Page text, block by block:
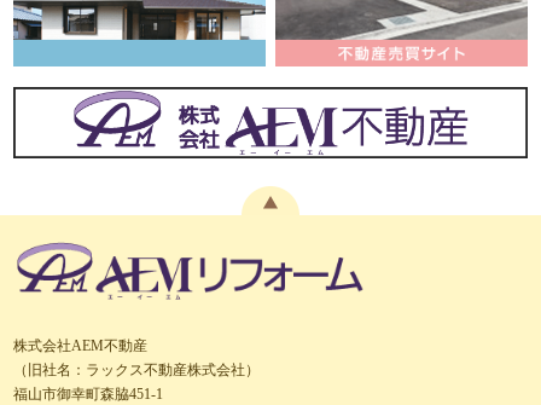
株式会社AEM不動産
（旧社名：ラックス不動産株式会社）
福山市御幸町森脇451-1